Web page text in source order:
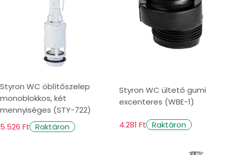
Styron WC öblítőszelep
monoblokkos, két
mennyiséges (STY-722)
5.526 Ft Raktáron
Styron WC ültető gumi
excenteres (WBE-1)
4.281 Ft Raktáron